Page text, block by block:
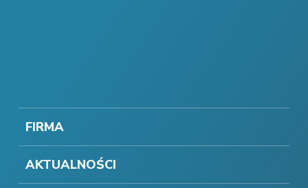
FIRMA
AKTUALNOŚCI